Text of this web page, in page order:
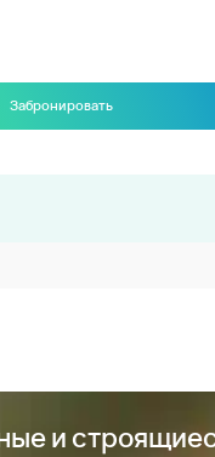
Забронировать
и